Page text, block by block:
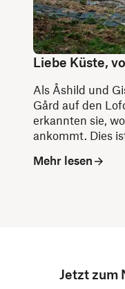
Liebe Küste,
Als Åshild und
Gård auf den
erkannten sie,
ankommt. Dies
Mehr lesen
Jetzt zum